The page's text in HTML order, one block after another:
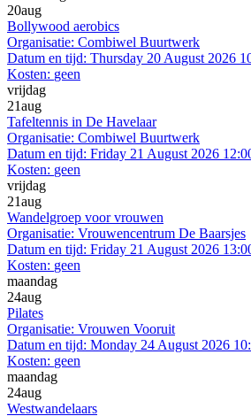
20aug
Bollywood aerobics
Organisatie: Combiwel Buurtwerk
Datum en tijd: Thursday 20 August 2026
Kosten: geen
vrijdag
21aug
Tafeltennis in De Havelaar
Organisatie: Combiwel Buurtwerk
Datum en tijd: Friday 21 August 2026
Kosten: geen
vrijdag
21aug
Wandelgroep voor vrouwen
Organisatie: Vrouwencentrum De Baarsjes
Datum en tijd: Friday 21 August 2026
Kosten: geen
maandag
24aug
Pilates
Organisatie: Vrouwen Vooruit
Datum en tijd: Monday 24 August 2026
Kosten: geen
maandag
24aug
Westwandelaars